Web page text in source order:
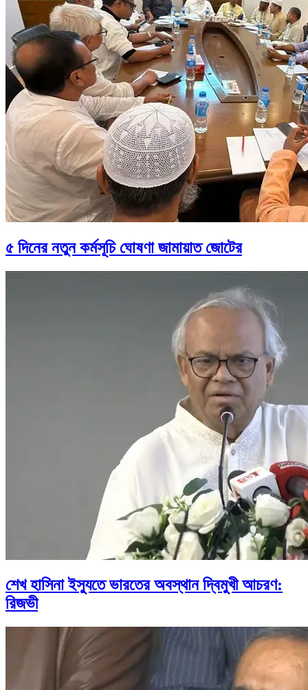
৫ দিনের নতুন কর্মসূচি ঘোষণা জামায়াত জোটের
শেখ হাসিনা ইস্যুতে ভারতের অবস্থান দ্বিমুখী আচরণ:
রিজভী